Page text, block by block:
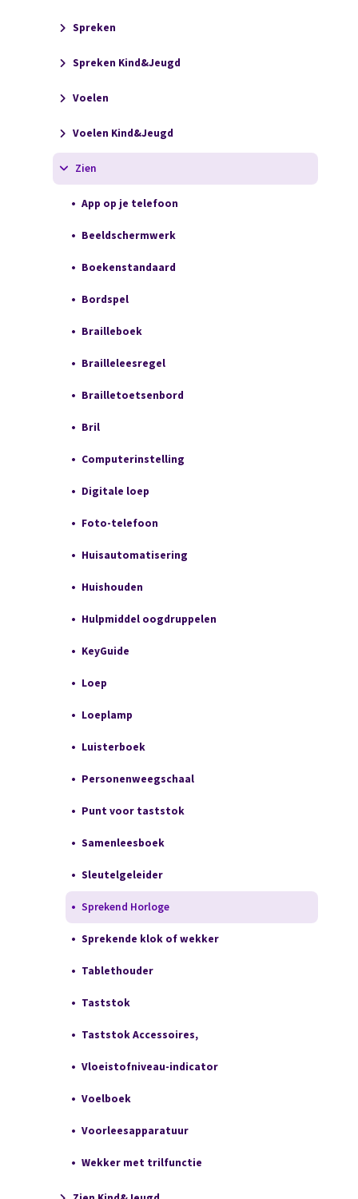
Spreken
Spreken Kind&Jeugd
Voelen
Voelen Kind&Jeugd
Zien
App op je telefoon
Beeldschermwerk
Boekenstandaard
Bordspel
Brailleboek
Brailleleesregel
Brailletoetsenbord
Bril
Computerinstelling
Digitale loep
Foto-telefoon
Huisautomatisering
Huishouden
Hulpmiddel oogdruppelen
KeyGuide
Loep
Loeplamp
Luisterboek
Personenweegschaal
Punt voor taststok
Samenleesboek
Sleutelgeleider
Sprekend Horloge
Sprekende klok of wekker
Tablethouder
Taststok
Taststok Accessoires,
Vloeistofniveau-indicator
Voelboek
Voorleesapparatuur
Wekker met trilfunctie